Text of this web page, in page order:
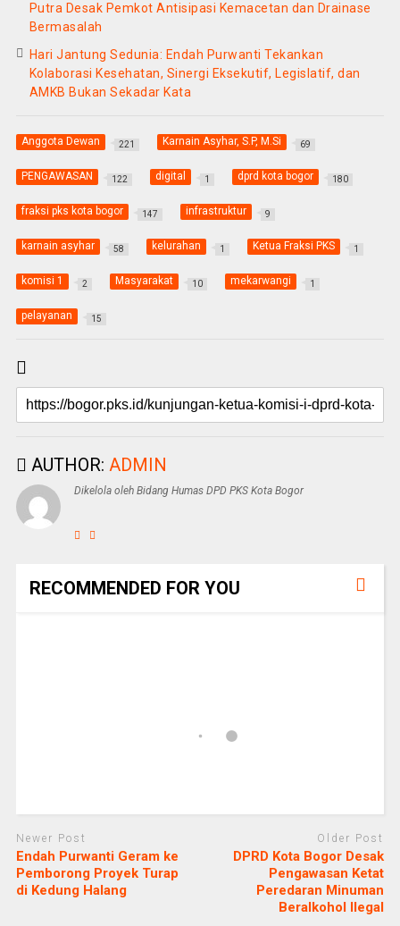
Putra Desak Pemkot Antisipasi Kemacetan dan Drainase
Bermasalah
Hari Jantung Sedunia: Endah Purwanti Tekankan
Kolaborasi Kesehatan, Sinergi Eksekutif, Legislatif, dan
AMKB Bukan Sekadar Kata
Anggota Dewan 221 Karnain Asyhar, S.P, M.Si 69
PENGAWASAN 122 digital 1 dprd kota bogor 180
fraksi pks kota bogor 147 infrastruktur 9
karnain asyhar 58 kelurahan 1 Ketua Fraksi PKS 1
komisi 1 2 Masyarakat 10 mekarwangi 1
pelayanan 15
AUTHOR: ADMIN
Dikelola oleh Bidang Humas DPD PKS Kota Bogor
RECOMMENDED FOR YOU
Newer Post
Endah Purwanti Geram ke
Pemborong Proyek Turap
di Kedung Halang
Older Post
DPRD Kota Bogor Desak
Pengawasan Ketat
Peredaran Minuman
Beralkohol Ilegal